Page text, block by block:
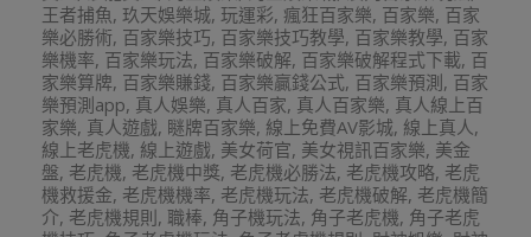
王者捕魚, 玖天娛樂城, 玩運彩, 瘋狂百家樂, 百家樂, 百家
樂必勝術, 百家樂技巧, 百家樂技巧教學, 百家樂教學, 百家
樂機率, 百家樂玩法, 百家樂破解, 百家樂破解程式下載, 百
家樂算牌, 百家樂賺錢, 百家樂贏錢公式, 百家樂預測 , 百家
樂預測app, 真人娛樂, 真人百家, 真人百家樂, 真人線上百
家樂, 真人遊戲, 瞇牌百家樂, 線上免費AV影城, 線上真人,
線上老虎機, 線上遊戲, 美女荷官, 美女視訊百家樂, 美金
盤, 老虎機, 老虎機中獎, 老虎機必勝法, 老虎機攻略, 老虎
機救援金, 老虎機機率, 老虎機玩法, 老虎機破解, 老虎機簡
介, 老虎機規則, 職棒, 角子機玩法, 角子老虎機, 角子老虎